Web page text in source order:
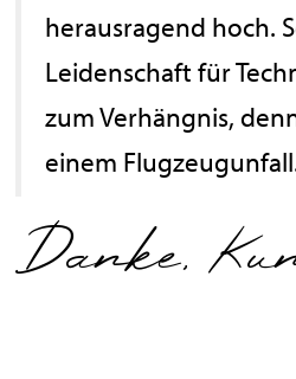
herausragend hoch.
Leidenschaft für
zum Verhängnis,
einem
Danke,